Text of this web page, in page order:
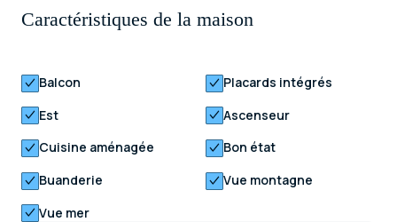
Caractéristiques de la maison
Balcon
Placards intégrés
Est
Ascenseur
Cuisine aménagée
Bon état
Buanderie
Vue montagne
Vue mer